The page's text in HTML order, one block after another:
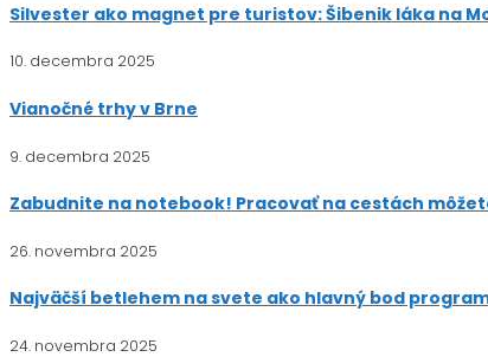
Silvester ako magnet pre turistov: Šibenik láka na
10. decembra 2025
Vianočné trhy v Brne
9. decembra 2025
Zabudnite na notebook! Pracovať na cestách
26. novembra 2025
Najväčší betlehem na svete ako hlavný bod
24. novembra 2025